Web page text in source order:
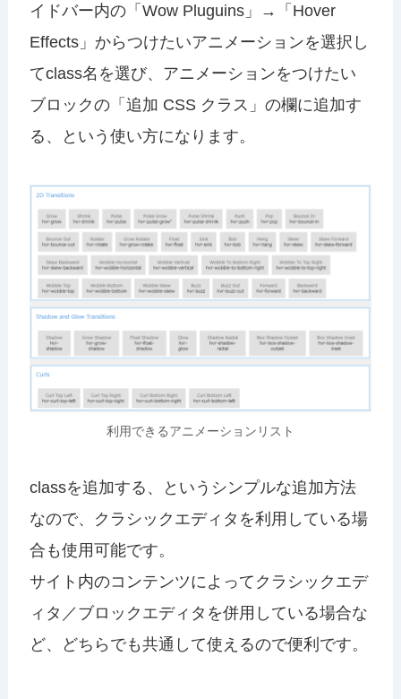
イドバー内の「Wow Pluguins」→「Hover
Effects」からつけたいアニメーションを選択し
てclass名を選び、アニメーションをつけたい
ブロックの「追加 CSS クラス」の欄に追加す
る、という使い方になります。
利用できるアニメーションリスト
classを追加する、というシンプルな追加方法
なので、クラシックエディタを利用している場
合も使用可能です。
サイト内のコンテンツによってクラシックエデ
ィタ／ブロックエディタを併用している場合な
ど、どちらでも共通して使えるので便利です。